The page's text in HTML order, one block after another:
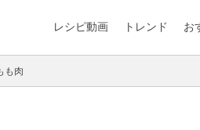
レシピ動画 トレンド お
も肉